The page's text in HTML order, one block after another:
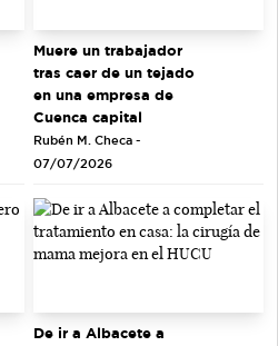
Muere un trabajador
tras caer de un tejado
en una empresa de
Cuenca capital
Rubén M. Checa -
07/07/2026
De ir a Albacete a